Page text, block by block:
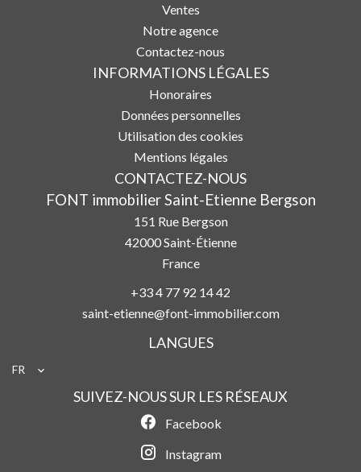
Ventes
Notre agence
Contactez-nous
INFORMATIONS LÉGALES
Honoraires
Données personnelles
Utilisation des cookies
Mentions légales
CONTACTEZ-NOUS
FONT immobilier Saint-Etienne Bergson
151 Rue Bergson
42000Saint-Étienne
France
+33 4 77 92 14 42
saint-etienne@font-immobilier.com
LANGUES
FR
SUIVEZ-NOUS SUR LES RÉSEAUX
Facebook
Instagram